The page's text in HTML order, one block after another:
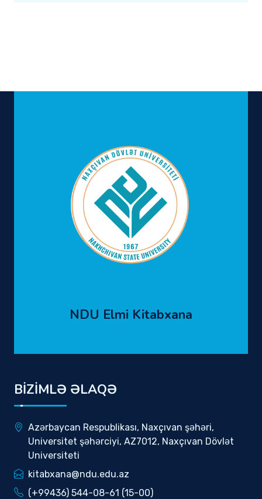
NDU Elmi Kitabxana
BİZİMLƏ ƏLAQƏ
Azərbaycan Respublikası, Naxçıvan şəhəri,
Universitet şəhərciyi, AZ7012, Naxçıvan Dövlət
Universiteti
kitabxana@ndu.edu.az
(+99436) 544-08-61 (15-00)